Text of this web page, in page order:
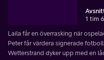
1 tim
Laila får en överrasking när
Peter får värdera signerade
Wetterstrand dyker upp med en